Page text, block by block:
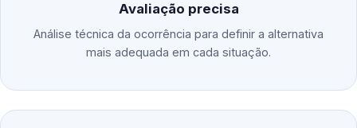
Avaliação precisa
Análise técnica da ocorrência para definir a alternativa
mais adequada em cada situação.